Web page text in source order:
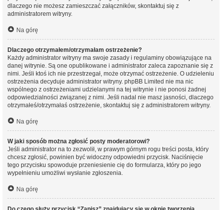
dlaczego nie możesz zamieszczać załączników, skontaktuj się z
administratorem witryny.
Na górę
Dlaczego otrzymałem/otrzymałam ostrzeżenie?
Każdy administrator witryny ma swoje zasady i regulaminy obowiązujące na
danej witrynie. Są one opublikowane i administrator zaleca zapoznanie się z
nimi. Jeśli ktoś ich nie przestrzegał, może otrzymać ostrzeżenie. O udzieleniu
ostrzeżenia decyduje administrator witryny. phpBB Limited nie ma nic
wspólnego z ostrzeżeniami udzielanymi na tej witrynie i nie ponosi żadnej
odpowiedzialności związanej z nimi. Jeśli nadal nie masz jasności, dlaczego
otrzymałeś/otrzymałaś ostrzeżenie, skontaktuj się z administratorem witryny.
Na górę
W jaki sposób można zgłosić posty moderatorowi?
Jeśli administrator na to zezwolił, w prawym górnym rogu treści posta, który
chcesz zgłosić, powinien być widoczny odpowiedni przycisk. Naciśnięcie
tego przycisku spowoduje przeniesienie cię do formularza, który po jego
wypełnieniu umożliwi wysłanie zgłoszenia.
Na górę